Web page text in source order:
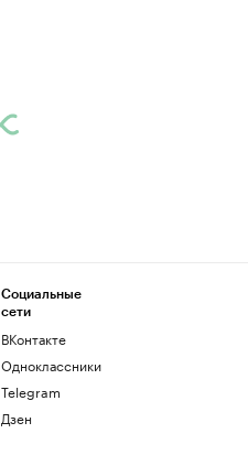
Социальные
сети
ВКонтакте
Одноклассники
Telegram
Дзен